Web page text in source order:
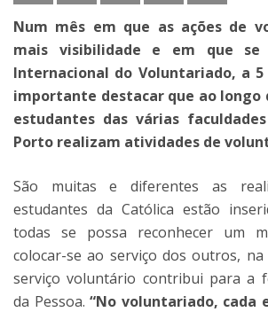
Num mês em que as ações de
mais visibilidade e em que se
Internacional do Voluntariado, a
importante destacar que ao longo
estudantes das várias
Porto realizam atividades de
São muitas e diferentes as
estudantes da Católica estão
todas se possa reconhecer um
colocar-se ao serviço dos outros,
serviço voluntário contribui para a
da Pessoa.“No voluntariado, cada